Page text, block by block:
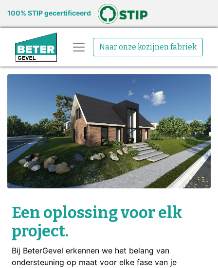
100% STIP gecertificeerd
Naar onze kozijnen fabriek
Een oplossing voor elk
project.
Bij BeterGevel erkennen we het belang van
ondersteuning op maat voor elke fase van je